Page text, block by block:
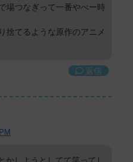
場つなぎって一番やべー時
捨てるような原作のアニメ
返信
かしようとしてて笑ってし